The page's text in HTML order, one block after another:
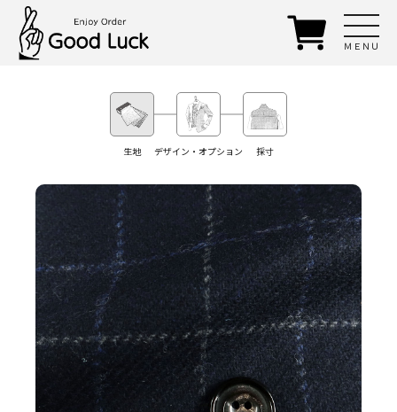
ＭＥＮＵ
生地 デザイン・オプション 採寸